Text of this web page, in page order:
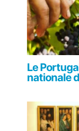
Le
nationale